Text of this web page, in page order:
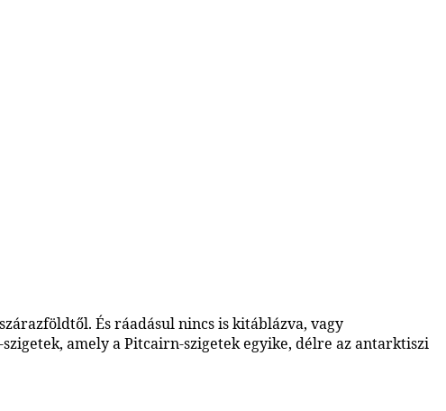
És ráadásul nincs is kitáblázva, vagy
amely a Pitcairn-szigetek egyike, délre az antarktiszi